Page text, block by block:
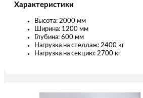
Характеристики
Высота: 2000 мм
Ширина: 1200 мм
Глубина: 600 мм
Нагрузка на стеллаж: 2400 кг
Нагрузка на секцию: 2700 кг